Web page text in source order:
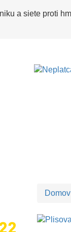
a siete proti
Domov